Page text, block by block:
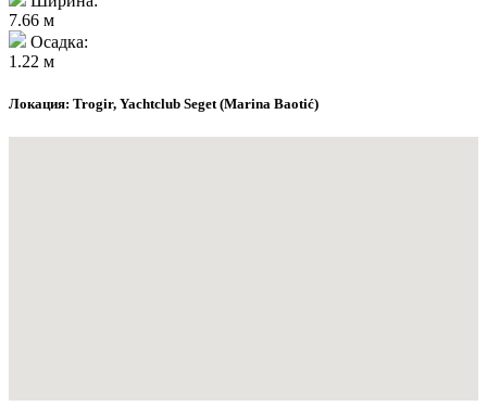
7.66 м
Осадка:
1.22 м
Локация: Trogir, Yachtclub Seget (Marina Baotić)